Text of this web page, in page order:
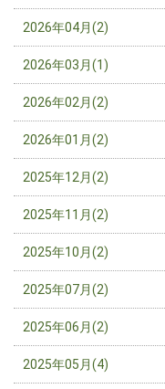
2026年04月(2)
2026年03月(1)
2026年02月(2)
2026年01月(2)
2025年12月(2)
2025年11月(2)
2025年10月(2)
2025年07月(2)
2025年06月(2)
2025年05月(4)